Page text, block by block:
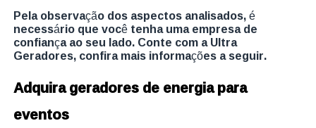
Pela observação dos aspectos analisados, é
necessário que você tenha uma empresa de
confiança ao seu lado. Conte com a Ultra
Geradores, confira mais informações a seguir.
Adquira geradores de energia para
eventos